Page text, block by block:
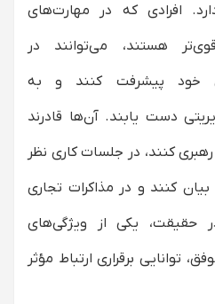
افرادی که در مهارت‌های
هستند، می‌توانند در
خود پیشرفت کنند و به
دست یابند. آن‌ها قادرند
کنند، در جلسات کاری نظر
کنند و در مذاکرات تجاری
حقیقت، یکی از ویژگی‌های
توانایی برقراری ارتباط مؤثر